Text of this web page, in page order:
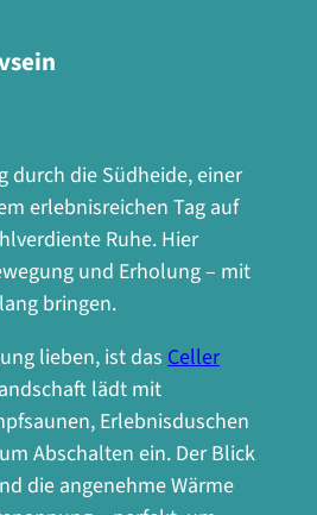
durch die Südheide, einer
erlebnisreichen Tag auf
Ruhe. Hier
und Erholung – mit
bringen.
lieben, ist das Celler
lädt mit
Erlebnisduschen
Abschalten ein. Der Blick
die angenehme Wärme